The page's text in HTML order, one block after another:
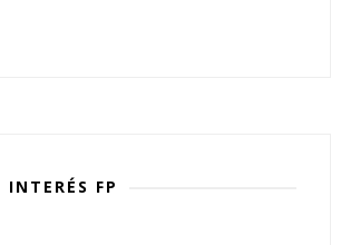
INTERÉS FP